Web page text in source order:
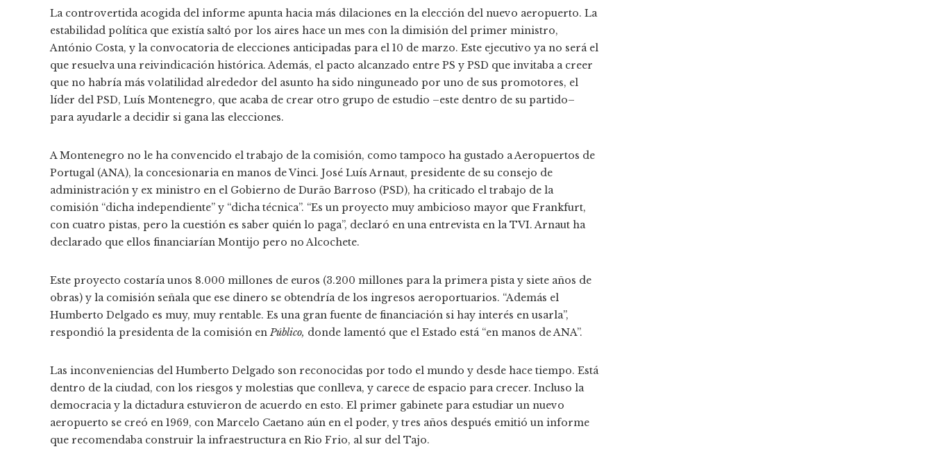
La controvertida acogida del informe apunta hacia más dilaciones en la elección del nuevo aeropuerto. La
estabilidad política que existía saltó por los aires hace un mes con la dimisión del primer ministro,
António Costa, y la convocatoria de elecciones anticipadas para el 10 de marzo. Este ejecutivo ya no será el
que resuelva una reivindicación histórica. Además, el pacto alcanzado entre PS y PSD que invitaba a creer
que no habría más volatilidad alrededor del asunto ha sido ninguneado por uno de sus promotores, el
líder del PSD, Luís Montenegro, que acaba de crear otro grupo de estudio –este dentro de su partido–
para ayudarle a decidir si gana las elecciones.
A Montenegro no le ha convencido el trabajo de la comisión, como tampoco ha gustado a Aeropuertos de
Portugal (ANA), la concesionaria en manos de Vinci. José Luís Arnaut, presidente de su consejo de
administración y ex ministro en el Gobierno de Durão Barroso (PSD), ha criticado el trabajo de la
comisión “dicha independiente” y “dicha técnica”. “Es un proyecto muy ambicioso mayor que Frankfurt,
con cuatro pistas, pero la cuestión es saber quién lo paga”, declaró en una entrevista en la TVI. Arnaut ha
declarado que ellos financiarían Montijo pero no Alcochete.
Este proyecto costaría unos 8.000 millones de euros (3.200 millones para la primera pista y siete años de
obras) y la comisión señala que ese dinero se obtendría de los ingresos aeroportuarios. “Además el
Humberto Delgado es muy, muy rentable. Es una gran fuente de financiación si hay interés en usarla”,
respondió la presidenta de la comisión enPúblico, donde lamentó que el Estado está “en manos de ANA”.
Las inconveniencias del Humberto Delgado son reconocidas por todo el mundo y desde hace tiempo. Está
dentro de la ciudad, con los riesgos y molestias que conlleva, y carece de espacio para crecer. Incluso la
democracia y la dictadura estuvieron de acuerdo en esto. El primer gabinete para estudiar un nuevo
aeropuerto se creó en 1969, con Marcelo Caetano aún en el poder, y tres años después emitió un informe
que recomendaba construir la infraestructura en Rio Frio, al sur del Tajo.